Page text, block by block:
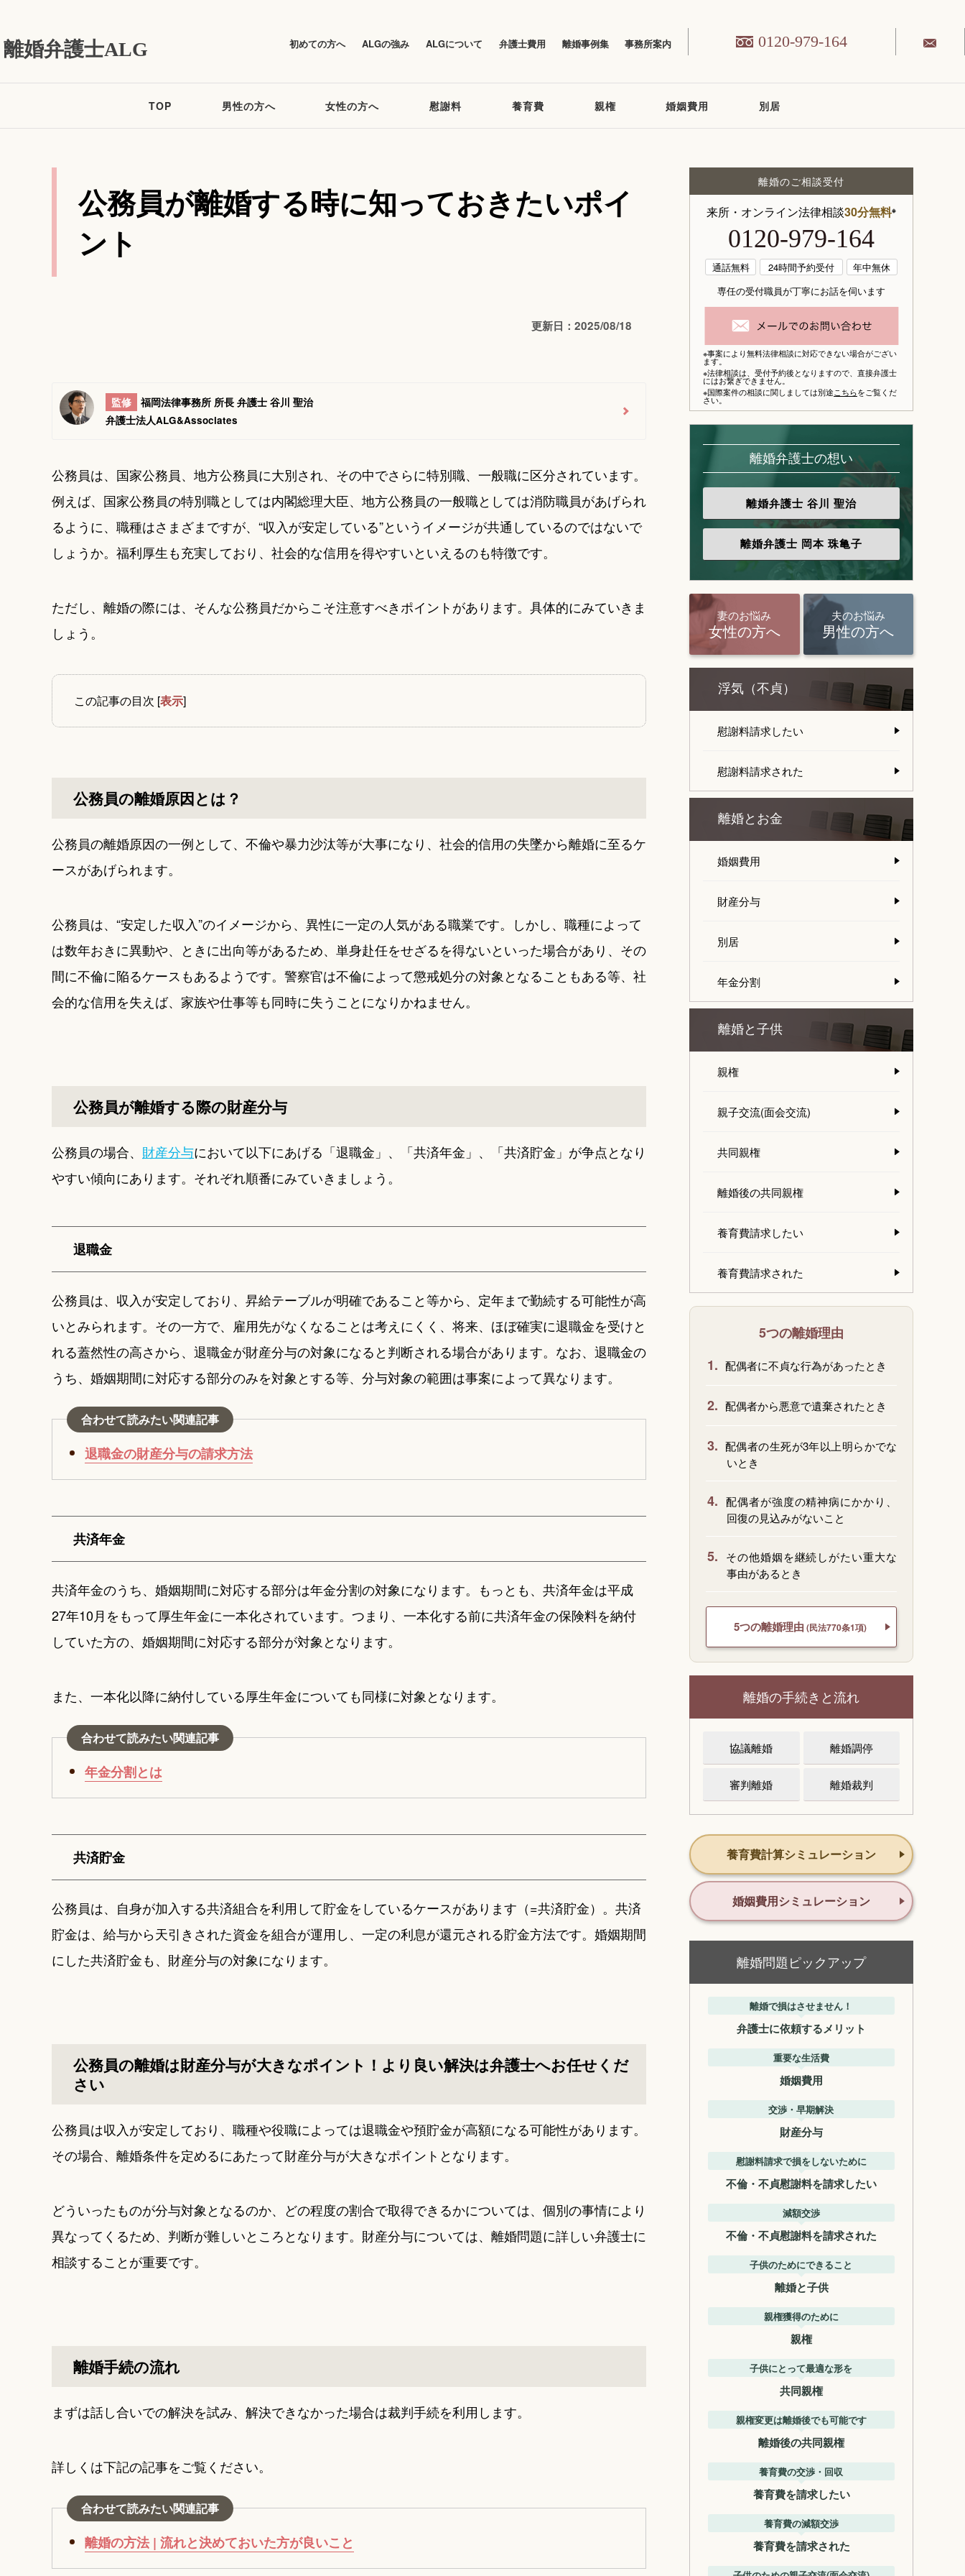
離婚弁護士ALG 初めての方へ ALGの強み ALGについて 弁護士費用 離婚事例集 事務所案内 0120-979-164
TOP 男性の方へ 女性の方へ 慰謝料 養育費 親権 婚姻費用 別居
公務員が離婚する時に知っておきたいポイ
ント
更新日：2025/08/18
監修
福岡法律事務所 所長 弁護士 谷川 聖治
弁護士法人ALG&Associates
公務員は、国家公務員、地方公務員に大別され、その中でさらに特別職、一般職に区分されています。
例えば、国家公務員の特別職としては内閣総理大臣、地方公務員の一般職としては消防職員があげられ
るように、職種はさまざまですが、“収入が安定している”というイメージが共通しているのではないで
しょうか。福利厚生も充実しており、社会的な信用を得やすいといえるのも特徴です。
ただし、離婚の際には、そんな公務員だからこそ注意すべきポイントがあります。具体的にみていきま
しょう。
この記事の目次 [表示]
公務員の離婚原因とは？
公務員の離婚原因の一例として、不倫や暴力沙汰等が大事になり、社会的信用の失墜から離婚に至るケ
ースがあげられます。
公務員は、“安定した収入”のイメージから、異性に一定の人気がある職業です。しかし、職種によって
は数年おきに異動や、ときに出向等があるため、単身赴任をせざるを得ないといった場合があり、その
間に不倫に陥るケースもあるようです。警察官は不倫によって懲戒処分の対象となることもある等、社
会的な信用を失えば、家族や仕事等も同時に失うことになりかねません。
公務員が離婚する際の財産分与
公務員の場合、 財産分与において以下にあげる「退職金」、「共済年金」、「共済貯金」が争点となり
やすい傾向にあります。それぞれ順番にみていきましょう。
退職金
公務員は、収入が安定しており、昇給テーブルが明確であること等から、定年まで勤続する可能性が高
いとみられます。その一方で、雇用先がなくなることは考えにくく、将来、ほぼ確実に退職金を受けと
れる蓋然性の高さから、退職金が財産分与の対象になると判断される場合があります。なお、退職金の
うち、婚姻期間に対応する部分のみを対象とする等、分与対象の範囲は事案によって異なります。
合わせて読みたい関連記事
退職金の財産分与の請求方法
共済年金
共済年金のうち、婚姻期間に対応する部分は年金分割の対象になります。もっとも、共済年金は平成
27年10月をもって厚生年金に一本化されています。つまり、一本化する前に共済年金の保険料を納付
していた方の、婚姻期間に対応する部分が対象となります。
また、一本化以降に納付している厚生年金についても同様に対象となります。
合わせて読みたい関連記事
年金分割とは
共済貯金
公務員は、自身が加入する共済組合を利用して貯金をしているケースがあります（=共済貯金）。共済
貯金は、給与から天引きされた資金を組合が運用し、一定の利息が還元される貯金方法です。婚姻期間
にした共済貯金も、財産分与の対象になります。
公務員の離婚は財産分与が大きなポイント！より良い解決は弁護士へお任せくだ
さい
公務員は収入が安定しており、職種や役職によっては退職金や預貯金が高額になる可能性があります。
その場合、離婚条件を定めるにあたって財産分与が大きなポイントとなります。
どういったものが分与対象となるのか、どの程度の割合で取得できるかについては、個別の事情により
異なってくるため、判断が難しいところとなります。財産分与については、離婚問題に詳しい弁護士に
相談することが重要です。
離婚手続の流れ
まずは話し合いでの解決を試み、解決できなかった場合は裁判手続を利用します。
詳しくは下記の記事をご覧ください。
合わせて読みたい関連記事
離婚の方法 | 流れと決めておいた方が良いこと
離婚のご相談受付
来所・オンライン法律相談30分無料※
0120-979-164
通話無料 24時間予約受付
年中無休
専任の受付職員が丁寧にお話を伺います
※事案により無料法律相談に対応できない場合がござい
ます。
※法律相談は、 受付予約後となりますので、 直接弁護士
にはお繋ぎできません。
※国際案件の相談に関しましては別途こちらをご覧くだ
さい。
離婚弁護士の想い
離婚弁護士 谷川 聖治
離婚弁護士 岡本 珠亀子
妻のお悩み
女性の方へ
夫のお悩み
男性の方へ
浮気（不貞）
慰謝料請求したい
慰謝料請求された
離婚とお金
婚姻費用
財産分与
別居
年金分割
離婚と子供
親権
親子交流(面会交流)
共同親権
離婚後の共同親権
養育費請求したい
養育費請求された
5つの離婚理由
1. 配偶者に不貞な行為があったとき
2. 配偶者から悪意で遺棄されたとき
3. 配偶者の生死が3年以上明らかでな
いとき
4. 配偶者が強度の精神病にかかり、
回復の見込みがないこと
5.
その他婚姻を継続しがたい重大な
事由があるとき
5つの離婚理由 (民法770条1項)
離婚の手続きと流れ
協議離婚 離婚調停
審判離婚 離婚裁判
養育費計算シミュレーション
婚姻費用シミュレーション
離婚問題ピックアップ
離婚で損はさせません！
弁護士に依頼するメリット
重要な生活費
婚姻費用
交渉・早期解決
財産分与
慰謝料請求で損をしないために
不倫・不貞慰謝料を請求したい
減額交渉
不倫・不貞慰謝料を請求された
子供のためにできること
離婚と子供
親権獲得のために
親権
子供にとって最適な形を
共同親権
親権変更は離婚後でも可能です
離婚後の共同親権
養育費の交渉・回収
養育費を請求したい
養育費の減額交渉
養育費を請求された